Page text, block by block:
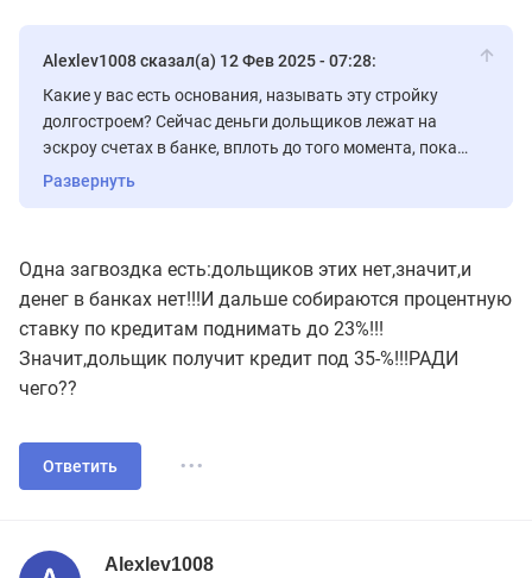
Alexlev1008 сказал(а) 12 Фев 2025 - 07:28:
Какие у вас есть основания, называть эту стройку
долгостроем? Сейчас деньги дольщиков лежат на
эскроу счетах в банке, вплоть до того момента, пока
застройщик не построит и не сдаст объект. Так что
Развернуть
Одна загвоздка есть:дольщиков этих нет,значит,и
денег в банках нет!!!И дальше собираются процентную
ставку по кредитам поднимать до 23%!!!
Значит,дольщик получит кредит под 35-%!!!РАДИ
чего??
Ответить ...
Alexlev1008
Alexlev1008
Пользователь
Пользователи